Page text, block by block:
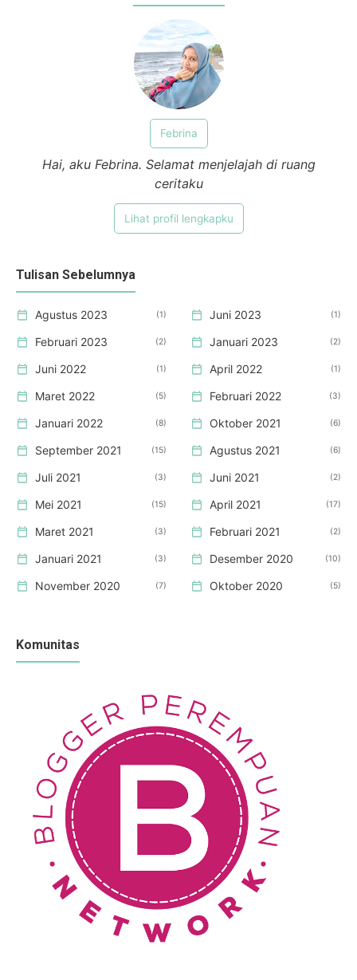
Febrina
Hai, aku Febrina. Selamat menjelajah di ruang
ceritaku
Lihat profil lengkapku
Tulisan Sebelumnya
Agustus 2023 1 Juni 2023 1
Februari 2023 2 Januari 2023 2
Juni 2022 1 April 2022 1
Maret 2022 5 Februari 2022 3
Januari 2022 8 Oktober 2021 6
September 2021 15 Agustus 2021 6
Juli 2021 3 Juni 2021 2
Mei 2021 15 April 2021 17
Maret 2021 3 Februari 2021 2
Januari 2021 3 Desember 2020 10
November 2020 7 Oktober 2020 5
Komunitas